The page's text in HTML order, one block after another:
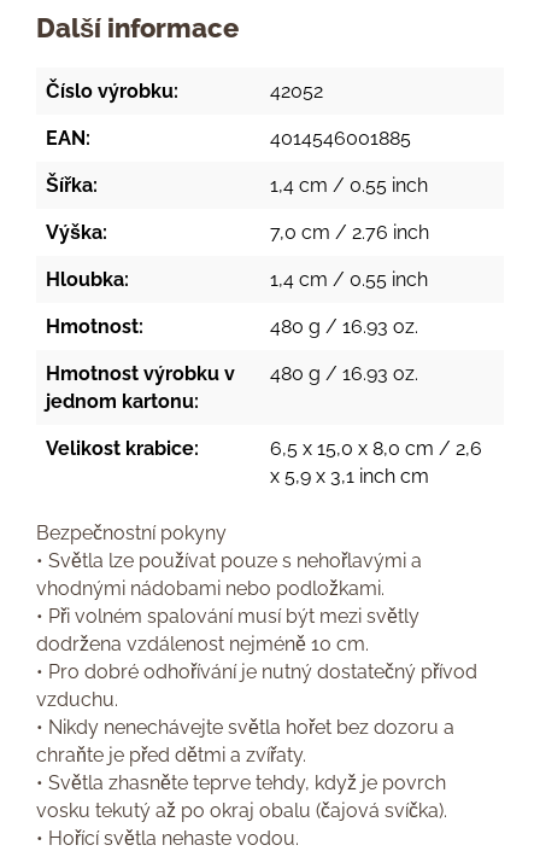
Další informace
Číslo výrobku: 42052
EAN: 4014546001885
Šířka: 1,4 cm / 0.55 inch
Výška: 7,0 cm / 2.76 inch
Hloubka: 1,4 cm / 0.55 inch
Hmotnost: 480 g / 16.93 oz.
Hmotnost výrobku v
jednom kartonu:
480 g / 16.93 oz.
Velikost krabice:
6,5 x 15,0 x 8,0 cm / 2,6
x 5,9 x 3,1 inch cm
Bezpečnostní pokyny
• Světla lze používat pouze s nehořlavými a
vhodnými nádobami nebo podložkami.
• Při volném spalování musí být mezi světly
dodržena vzdálenost nejméně 10 cm.
• Pro dobré odhořívání je nutný dostatečný přívod
vzduchu.
• Nikdy nenechávejte světla hořet bez dozoru a
chraňte je před dětmi a zvířaty.
• Světla zhasněte teprve tehdy, když je povrch
vosku tekutý až po okraj obalu (čajová svíčka).
• Hořící světla nehaste vodou.